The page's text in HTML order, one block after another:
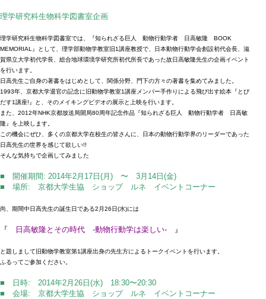
理学研究科生物科学図書室企画
理学研究科生物科学図書室では、『知られざる巨人 動物行動学者 日高敏隆 BOOK
MEMORIAL』として、理学部動物学教室旧1講座教授で、日本動物行動学会創設初代会長、滋
賀県立大学初代学長、総合地球環境学研究所初代所長であった故日高敏隆先生の企画イベント
を行います。
日高先生ご自身の著書をはじめとして、関係分野、門下の方々の著書を集めてみました。
1993年、京都大学退官の記念に旧動物学教室1講座メンバー手作りによる飛び出す絵本『とび
だす1講座!』と、そのメイキングビデオの展示と上映を行います。
また、2012年NHK京都放送局開局80周年記念作品『知られざる巨人 動物行動学者 日高敏
隆』を上映します。
この機会にぜひ、多くの京都大学在校生の皆さんに、日本の動物行動学界のリーダーであった
日高先生の世界を感じて欲しい!!
そんな気持ちで企画してみました
■ 開催期間: 2014年2月17日(月) 〜 3月14日(金)
■ 場所: 京都大学生協 ショップ ルネ イベントコーナー
尚、期間中日高先生の誕生日である2月26日(水)には
『 日高敏隆とその時代 -動物行動学は楽しい- 』
と題しまして旧動物学教室第1講座出身の先生方によるトークイベントを行います。
ふるってご参加ください。
■ 日時: 2014年2月26日(水) 18:30〜20:30
■ 会場: 京都大学生協 ショップ ルネ イベントコーナー